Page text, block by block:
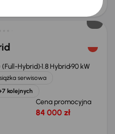
(Full-Hybrid)1.8 Hybrid90 kW
serwisowa
kolejnych
Cena promocyjna
84 000 zł